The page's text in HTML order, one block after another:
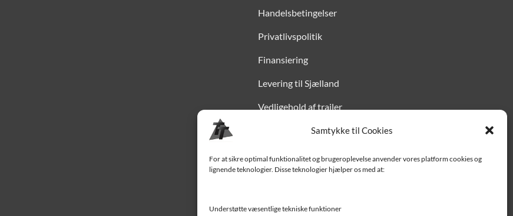
Samtykke til Cookies
For at sikre optimal funktionalitet og brugeroplevelse anvender vores platform cookies og
lignende teknologier. Disse teknologier hjælper os med at:
Understøtte væsentlige tekniske funktioner
Handelsbetingelser
Privatlivspolitik
Finansiering
Levering til Sjælland
Vedligehold af trailer
Trailer-hjælp og FAQ
Job/ledige stillinger